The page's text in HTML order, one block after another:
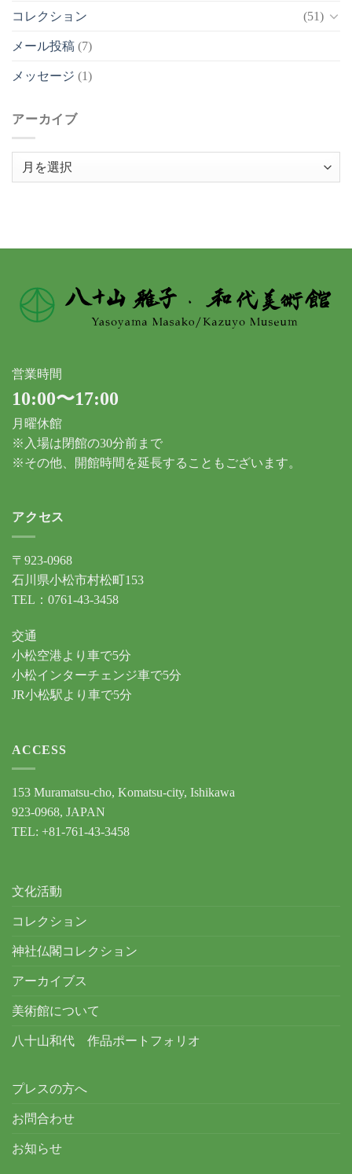
コレクション (51)
メール投稿 (7)
メッセージ (1)
アーカイブ
営業時間
10:00〜17:00
月曜休館
※入場は閉館の30分前まで
※その他、開館時間を延長することもございます。
アクセス
〒923-0968
石川県小松市村松町153
TEL：0761-43-3458
交通
小松空港より車で5分
小松インターチェンジ車で5分
JR小松駅より車で5分
ACCESS
153 Muramatsu-cho, Komatsu-city, Ishikawa
923-0968, JAPAN
TEL: +81-761-43-3458
文化活動
コレクション
神社仏閣コレクション
アーカイブス
美術館について
八十山和代 作品ポートフォリオ
プレスの方へ
お問合わせ
お知らせ